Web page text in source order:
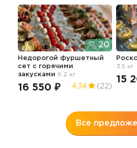
20
Недорогой фуршетный
сет с горячими
закусками 6.2 кг
16 550 ₽ 4.34 (22)
3.5 кг
15
Все